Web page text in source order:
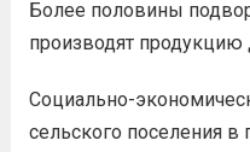
Более половины
производят продукцию
Социально-
сельского поселения в